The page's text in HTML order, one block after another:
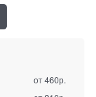
от 460р.